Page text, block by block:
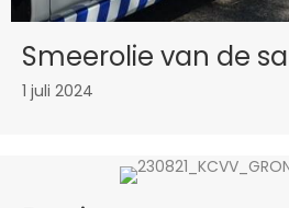
Smeerolie van de
1 juli 2024